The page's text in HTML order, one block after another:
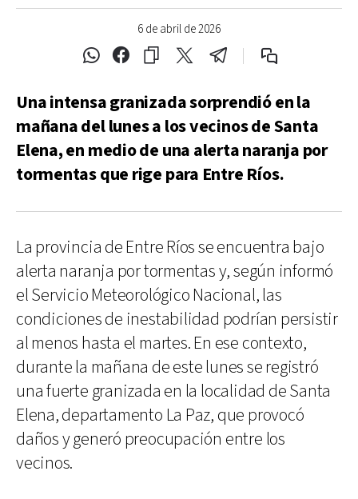
6 de abril de 2026
Una intensa granizada sorprendió en la
mañana del lunes a los vecinos de Santa
Elena, en medio de una alerta naranja por
tormentas que rige para Entre Ríos.
La provincia de Entre Ríos se encuentra bajo
alerta naranja por tormentas y, según informó
el Servicio Meteorológico Nacional, las
condiciones de inestabilidad podrían persistir
al menos hasta el martes. En ese contexto,
durante la mañana de este lunes se registró
una fuerte granizada en la localidad de Santa
Elena, departamento La Paz, que provocó
daños y generó preocupación entre los
vecinos.